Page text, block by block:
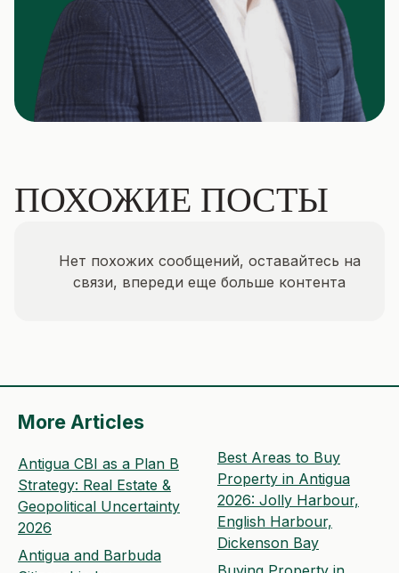
ПОХОЖИЕ ПОСТЫ
Нет похожих сообщений, оставайтесь на
связи, впереди еще больше контента
More Articles
Antigua CBI as a Plan B
Strategy: Real Estate &
Geopolitical Uncertainty
2026
Antigua and Barbuda
Best Areas to Buy
Property in Antigua
2026: Jolly Harbour,
English Harbour,
Dickenson Bay